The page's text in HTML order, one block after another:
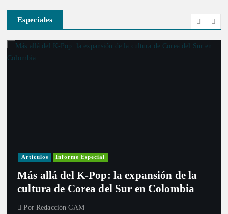
Especiales
Artículos Informe Especial
Más allá del K-Pop: la expansión de la
cultura de Corea del Sur en Colombia
Por Redacción CAM